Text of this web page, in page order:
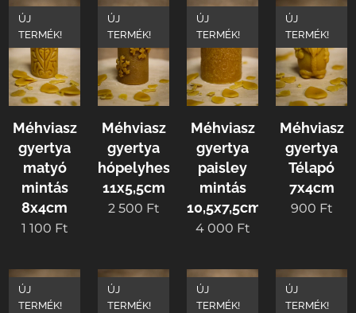
Méhviasz
gyertya
matyó
mintás
8x4cm
ÚJ
TERMÉK!
1 100 Ft
Méhviasz
gyertya
hópelyhes
11x5,5cm
ÚJ
TERMÉK!
2 500 Ft
Méhviasz
gyertya
paisley
mintás
10,5x7,5cm
ÚJ
TERMÉK!
4 000 Ft
Méhviasz
gyertya
Télapó
7x4cm
ÚJ
TERMÉK!
900 Ft
ÚJ
TERMÉK!
ÚJ
TERMÉK!
ÚJ
TERMÉK!
ÚJ
TERMÉK!